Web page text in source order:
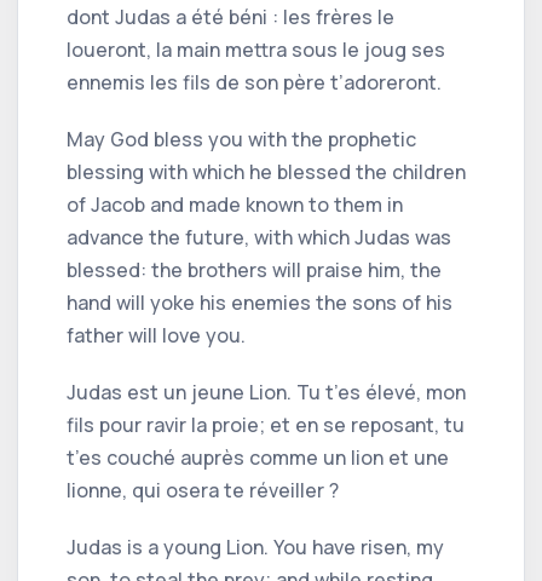
dont Judas a été béni : les frères le
loueront, la main mettra sous le joug ses
ennemis les fils de son père t’adoreront.
May God bless you with the prophetic
blessing with which he blessed the children
of Jacob and made known to them in
advance the future, with which Judas was
blessed: the brothers will praise him, the
hand will yoke his enemies the sons of his
father will love you.
Judas est un jeune Lion. Tu t’es élevé, mon
fils pour ravir la proie; et en se reposant, tu
t’es couché auprès comme un lion et une
lionne, qui osera te réveiller ?
Judas is a young Lion. You have risen, my